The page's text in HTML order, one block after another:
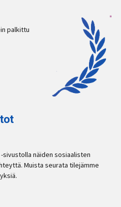
palkittu
-sivustolla näiden sosiaalisten
Muista seurata tilejämme